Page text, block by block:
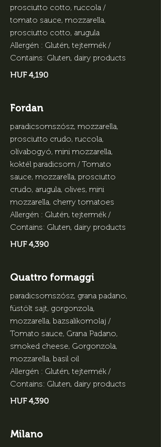
prosciutto cotto, ruccola /
tomato sauce, mozzarella,
prosciutto cotto, arugula
Allergén : Glutén, tejtermék /
Contains: Gluten, dairy products
HUF 4,190
Fordan
paradicsomszósz, mozzarella,
prosciutto crudo, ruccola,
olívabogyó, mini mozzarella,
koktél paradicsom / Tomato
sauce, mozzarella, prosciutto
crudo, arugula, olives, mini
mozzarella, cherry tomatoes
Allergén : Glutén, tejtermék /
Contains: Gluten, dairy products
HUF 4,390
Quattro formaggi
paradicsomszósz, grana padano,
füstölt sajt, gorgonzola,
mozzarella, bazsalikomolaj /
Tomato sauce, Grana Padano,
smoked cheese, Gorgonzola,
mozzarella, basil oil
Allergén : Glutén, tejtermék /
Contains: Gluten, dairy products
HUF 4,390
Milano